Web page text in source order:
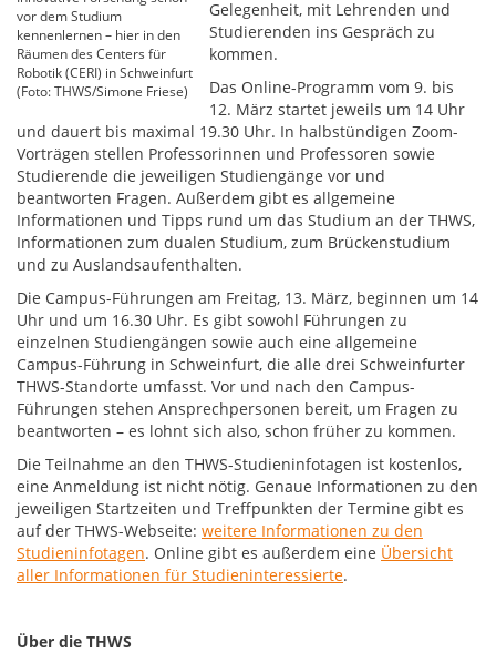
vor dem Studium
kennenlernen – hier in den
Räumen des Centers für
Robotik (CERI) in Schweinfurt
(Foto: THWS/Simone Friese)
Gelegenheit, mit Lehrenden und
Studierenden ins Gespräch zu
kommen.
Das Online-Programm vom 9. bis
12. März startet jeweils um 14 Uhr
und dauert bis maximal 19.30 Uhr. In halbstündigen Zoom-
Vorträgen stellen Professorinnen und Professoren sowie
Studierende die jeweiligen Studiengänge vor und
beantworten Fragen. Außerdem gibt es allgemeine
Informationen und Tipps rund um das Studium an der THWS,
Informationen zum dualen Studium, zum Brückenstudium
und zu Auslandsaufenthalten.
Die Campus-Führungen am Freitag, 13. März, beginnen um 14
Uhr und um 16.30 Uhr. Es gibt sowohl Führungen zu
einzelnen Studiengängen sowie auch eine allgemeine
Campus-Führung in Schweinfurt, die alle drei Schweinfurter
THWS-Standorte umfasst. Vor und nach den Campus-
Führungen stehen Ansprechpersonen bereit, um Fragen zu
beantworten – es lohnt sich also, schon früher zu kommen.
Die Teilnahme an den THWS-Studieninfotagen ist kostenlos,
eine Anmeldung ist nicht nötig. Genaue Informationen zu den
jeweiligen Startzeiten und Treffpunkten der Termine gibt es
auf der THWS-Webseite: weitere Informationen zu den
Studieninfotagen. Online gibt es außerdem eine Übersicht
aller Informationen für Studieninteressierte.
Über die THWS